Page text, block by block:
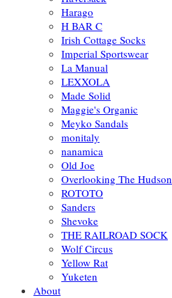
Harago
H BAR C
Irish Cottage Socks
Imperial Sportswear
La Manual
LEXXOLA
Made Solid
Maggie's Organic
Meyko Sandals
monitaly
nanamica
Old Joe
Overlooking The Hudson
ROTOTO
Sanders
Shevoke
THE RAILROAD SOCK
Wolf Circus
Yellow Rat
Yuketen
About